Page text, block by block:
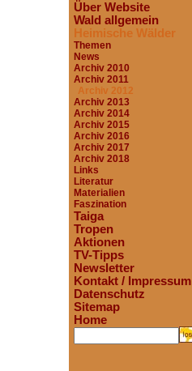
Über Website
Wald allgemein
Heimische Wälder
Themen
News
Archiv 2010
Archiv 2011
Archiv 2012
Archiv 2013
Archiv 2014
Archiv 2015
Archiv 2016
Archiv 2017
Archiv 2018
Links
Literatur
Materialien
Faszination
Taiga
Tropen
Aktionen
TV-Tipps
Newsletter
Kontakt / Impressum
Datenschutz
Sitemap
Home